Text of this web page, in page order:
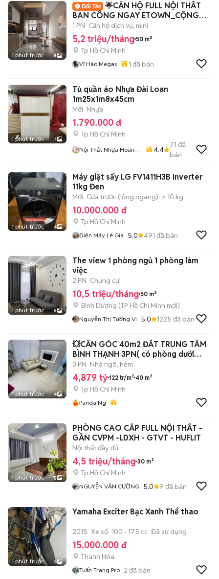
1 phút trước 8
🌟CĂN HỘ FULL NỘI THẤT
BAN CÔNG NGAY ETOWN_CỘNG
HOÀ
1 PN Căn hộ dịch vụ, mini
5,2 triệu/tháng 50 m²
Tp Hồ Chí Minh
Vĩ Hào Megas 1 đã bán
1 phút trước 1
Tủ quần áo Nhựa Đài Loan
1m25x1m8x45cm
Mới Nhựa
1.790.000 đ
Tp Hồ Chí Minh
Nội Thất Nhựa Hoàng
4.4
71 đã
bán
1 phút trước 4
Máy giặt sấy LG FV1411H3B Inverter
11kg Đen
Mới Cửa trước (lồng ngang) > 10 kg
10.000.000 đ
Tp Hồ Chí Minh
Điện Máy Lê Gia 5.0 491 đã bán
1 phút trước 6
The view 1 phòng ngủ 1 phòng làm
việc
2 PN Chung cư
10,5 triệu/tháng 50 m²
Bình Dương (TP Hồ Chí Minh mới)
Nguyễn Thị Tường Vi 5.0 1225 đã bán
1 phút trước 4
💥CĂN GÓC 40m2 ĐẤT TRUNG TÂM
BÌNH THẠNH 3PN( có phòng dưới
trệt) NỞ HẬU
3 PN Nhà ngõ, hẻm
4,879 tỷ 122 tr/m² 40 m²
Tp Hồ Chí Minh
Panda Ng
1 phút trước 5
PHÒNG CAO CẤP FULL NỘI THẤT -
GẦN CVPM -LDXH - GTVT - HUFLIT
Nội thất đầy đủ
4,5 triệu/tháng 30 m²
Tp Hồ Chí Minh
NGUYỄN VĂN CƯỜNG 5.0 9 đã bán
1 phút trước 3
Yamaha Exciter Bạc Xanh Thể thao
2015 Xe số 100 - 175 cc Đã sử dụng
15.000.000 đ
Thanh Hóa
Tuấn Trang Pro 2 đã bán